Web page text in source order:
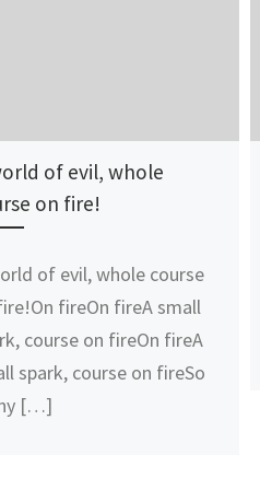
of evil, whole
on fire!
of evil, whole course
fireOn fireA small
course on fireOn fireA
spark, course on fireSo
[…]